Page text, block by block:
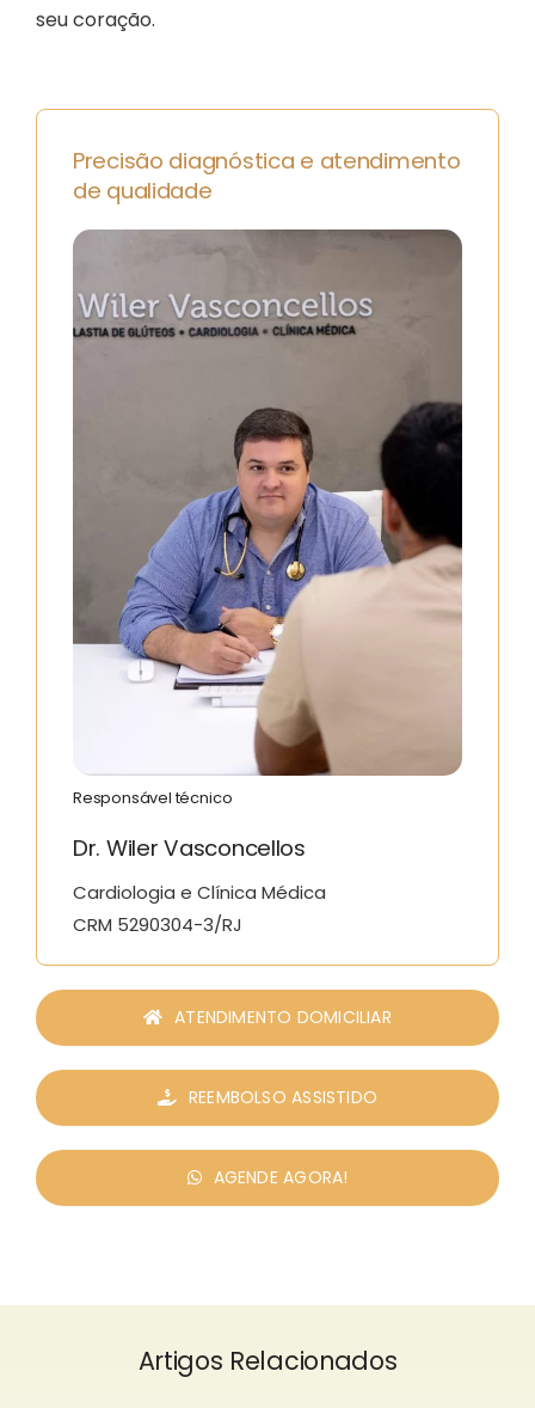
seu coração.
Precisão diagnóstica e atendimento
de qualidade
Responsável técnico
Dr. Wiler Vasconcellos
Cardiologia e Clínica Médica
CRM 5290304-3/RJ
ATENDIMENTO DOMICILIAR
REEMBOLSO ASSISTIDO
AGENDE AGORA!
Artigos Relacionados